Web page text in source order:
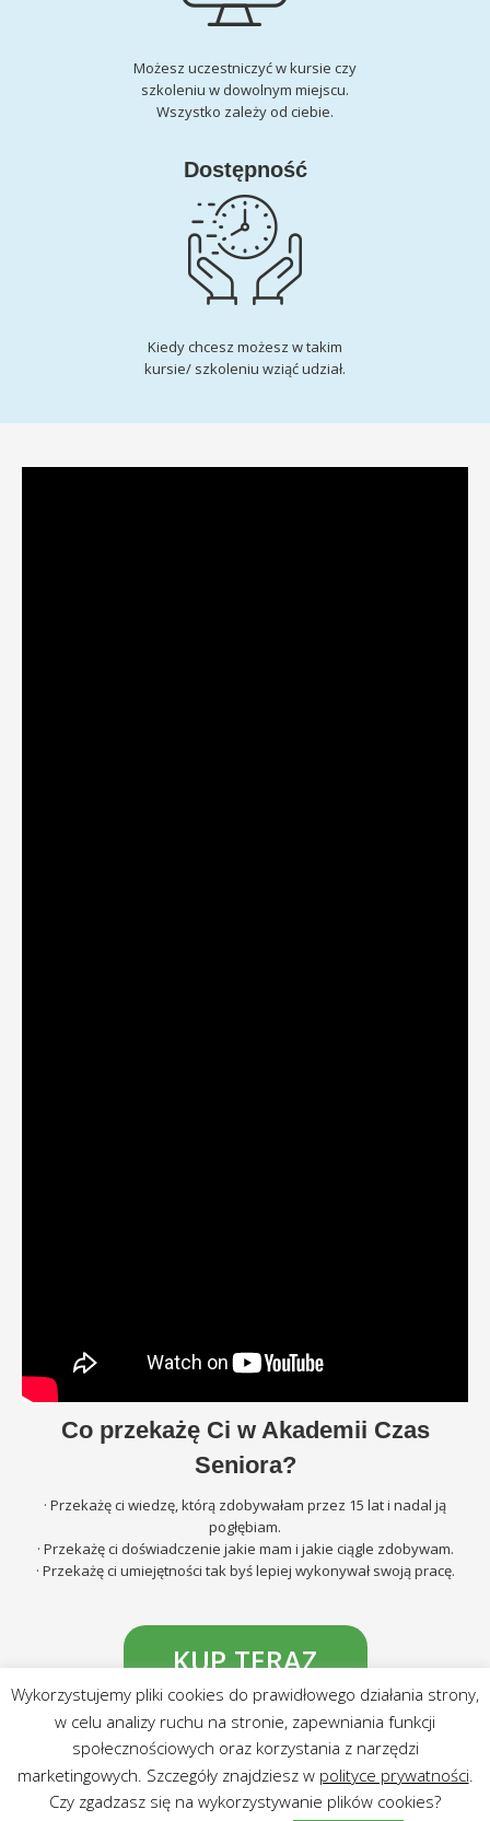
Możesz uczestniczyć w kursie czy
szkoleniu w dowolnym miejscu.
Wszystko zależy od ciebie.
Dostępność
Kiedy chcesz możesz w takim
kursie/ szkoleniu wziąć udział.
Co przekażę Ci w Akademii Czas
Seniora?
· Przekażę ci wiedzę, którą zdobywałam przez 15 lat i nadal ją
pogłębiam.
· Przekażę ci doświadczenie jakie mam i jakie ciągle zdobywam.
· Przekażę ci umiejętności tak byś lepiej wykonywał swoją pracę.
KUP TERAZ
COPYRIGHT © 2026AKADEMIA CZAS SENIORA. ALL RIGHTS
RESERVED.POLITYKA PRYWATNOŚCI I PLIKÓW COOKIES|
Wykorzystujemy pliki cookies do prawidłowego działania strony,
w celu analizy ruchu na stronie, zapewniania funkcji
społecznościowych oraz korzystania z narzędzi
marketingowych. Szczegóły znajdziesz w polityce prywatności.
Czy zgadzasz się na wykorzystywanie plików cookies?